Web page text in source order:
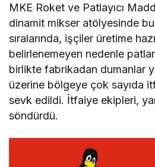
MKE Roket ve Patlayıcı
dinamit mikser atölyesinde
sıralarında, işçiler üretime
belirlenemeyen nedenle
birlikte fabrikadan dumanlar
üzerine bölgeye çok sayıda
sevk edildi. İtfaiye ekipleri,
söndürdü.